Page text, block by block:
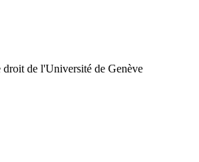
droit de l'Université de Genève